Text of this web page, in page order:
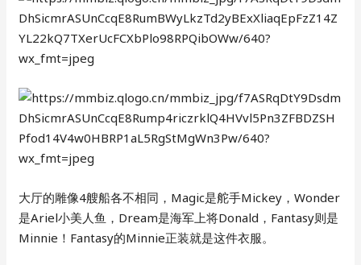
大厅的雕像4艘船各不相同，Magic是舵手Mickey，Wonder
是Ariel小美人鱼，Dream是海军上将Donald，Fantasy则是
Minnie！Fantasy的Minnie正装就是这件衣服。